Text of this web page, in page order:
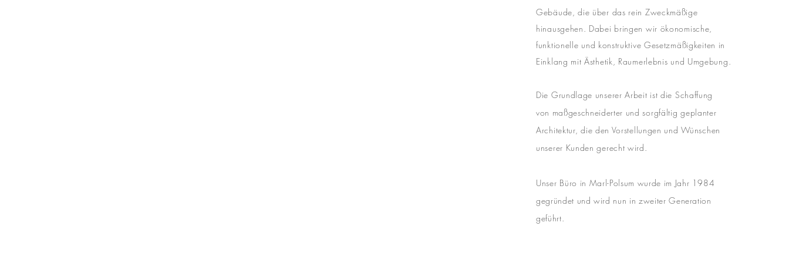
Gebäude, die über das rein Zweckmäßige
hinausgehen. Dabei bringen wir ökonomische,
funktionelle und konstruktive Gesetzmäßigkeiten in
Einklang mit Ästhetik, Raumerlebnis und Umgebung.
Die Grundlage unserer Arbeit ist die Schaffung
von maßgeschneiderter und sorgfältig geplanter
Architektur, die den Vorstellungen und Wünschen
unserer Kunden gerecht wird.
Unser Büro in Marl-Polsum wurde im Jahr 1984
gegründet und wird nun in zweiter Generation
geführt.